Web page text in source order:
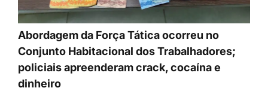
Abordagem da Força Tática ocorreu no
Conjunto Habitacional dos Trabalhadores;
policiais apreenderam crack, cocaína e
dinheiro